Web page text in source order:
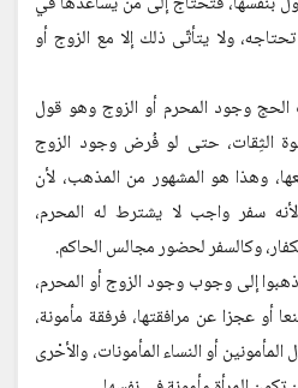
ولا يتأتّى ذلك إلا مع الزوج أو
الحج وجود المحرم أو الزوج وهو قول
الثِقات، حتى لو فُرض وجود الزوج
وهذا هو المشهور من المذهب، لأن
سفر واجب لا يشترط له المحرم،
وكالسفر لحضور مجالس الحاكم.
إلى وجوب وجود الزوج أو المحرم،
أو عجزا عن مرافقتها، فرفقة مأمونة،
أو النساء المأمونات، والأحْرى